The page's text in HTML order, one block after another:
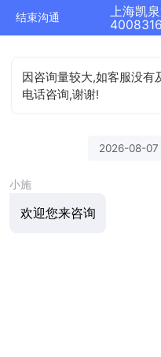
结束沟通
上海凯
因咨询量较大,如客服没有
电话咨询,谢谢!
2026-08-07
小施
欢迎您来咨询